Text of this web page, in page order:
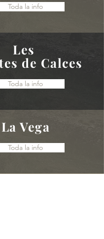
Toda la info
Les
de Calces
Toda la info
La Vega
Toda la info